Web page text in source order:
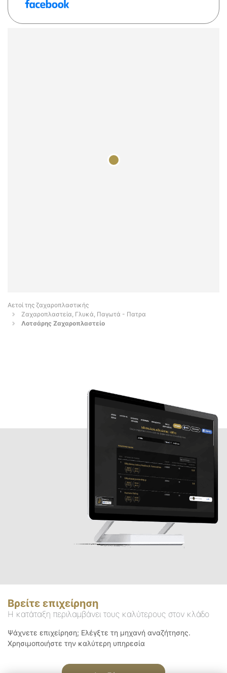
Αετοί της ζαχαροπλαστικής
Ζαχαροπλαστεία, Γλυκά, Παγωτά - Πατρα
Λοτσάρης Ζαχαροπλαστείο
Βρείτε επιχείρηση
Η κατάταξη περιλαμβάνει τους καλύτερους στον κλάδο
Ψάχνετε επιχείρηση; Ελέγξτε τη μηχανή αναζήτησης.
Χρησιμοποιήστε την καλύτερη υπηρεσία